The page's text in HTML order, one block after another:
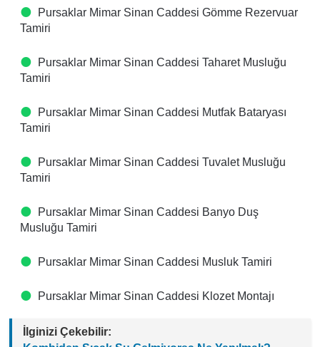
Pursaklar Mimar Sinan Caddesi Gömme Rezervuar
Tamiri
Pursaklar Mimar Sinan Caddesi Taharet Musluğu
Tamiri
Pursaklar Mimar Sinan Caddesi Mutfak Bataryası
Tamiri
Pursaklar Mimar Sinan Caddesi Tuvalet Musluğu
Tamiri
Pursaklar Mimar Sinan Caddesi Banyo Duş
Musluğu Tamiri
Pursaklar Mimar Sinan Caddesi Musluk Tamiri
Pursaklar Mimar Sinan Caddesi Klozet Montajı
İlginizi Çekebilir: